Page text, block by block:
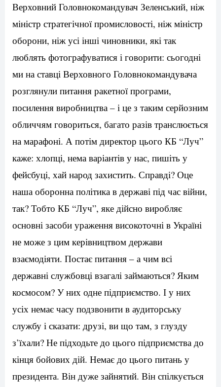
Верховний Головнокомандувач Зеленський, ніж
міністр стратегічної промисловості, ніж міністр
оборони, ніж усі інші чиновники, які так
люблять фотографуватися і говорити: сьогодні
ми на ставці Верховного Головнокомандувача
розглянули питання ракетної програми,
посилення виробництва – і це з таким серйозним
обличчям говориться, багато разів транслюється
на марафоні. А потім директор цього КБ “Луч”
каже: хлопці, нема варіантів у нас, пишіть у
фейсбуці, хай народ захистить. Справді? Оце
наша оборонна політика в державі під час війни,
так? Тобто КБ “Луч”, яке дійсно виробляє
основні засоби ураження високоточні в Україні
не може з цим керівництвом держави
взаємодіяти. Постає питання – а чим всі
державні службовці взагалі займаються? Яким
космосом? У них одне підприємство. І у них
усіх немає часу подзвонити в аудиторську
службу і сказати: друзі, ви що там, з глузду
з’їхали? Не підходьте до цього підприємства до
кінця бойових дій. Немає до цього питань у
президента. Він дуже зайнятий. Він спілкується